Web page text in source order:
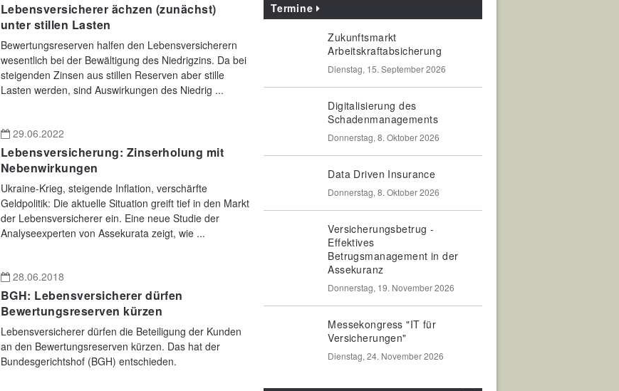
Lebensversicherer ächzen (zunächst)
unter stillen Lasten
Bewertungsreserven halfen den Lebensversicherern
wesentlich bei der Bewältigung des Niedrigzins. Da bei
steigenden Zinsen aus stillen Reserven aber stille
Lasten werden, sind Auswirkungen des Niedrig ...
29.06.2022
Lebensversicherung: Zinserholung mit
Nebenwirkungen
Ukraine-Krieg, steigende Inflation, verschärfte
Geldpolitik: Die aktuelle Situation greift tief in den Markt
der Lebensversicherer ein. Eine neue Studie der
Analyseexperten von Assekurata zeigt, wie ...
28.06.2018
BGH: Lebensversicherer dürfen
Bewertungsreserven kürzen
Lebensversicherer dürfen die Beteiligung der Kunden
an den Bewertungsreserven kürzen. Das hat der
Bundesgerichtshof (BGH) entschieden.
Termine
Zukunftsmarkt
Arbeitskraftabsicherung
Dienstag, 15. September 2026
Digitalisierung des
Schadenmanagements
Donnerstag, 8. Oktober 2026
Data Driven Insurance
Donnerstag, 8. Oktober 2026
Versicherungsbetrug -
Effektives
Betrugsmanagement in der
Assekuranz
Donnerstag, 19. November 2026
Messekongress "IT für
Versicherungen"
Dienstag, 24. November 2026